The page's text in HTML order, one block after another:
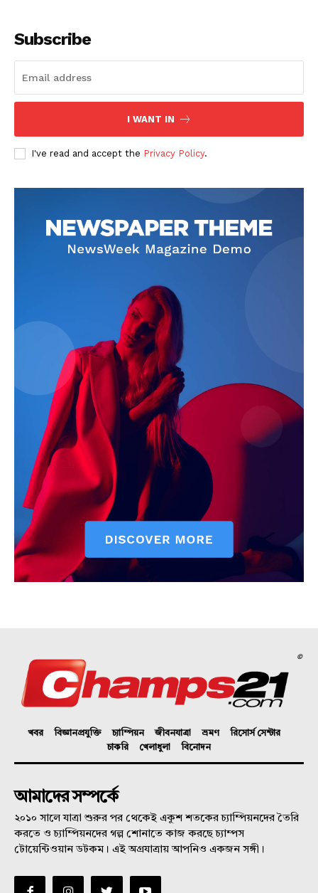
Company
About
Subscription Plans
My account
Subscribe
I WANT IN
I've read and accept the Privacy Policy.
©
খবর বিজ্ঞানপ্রযুক্তি চ্যাম্পিয়ন জীবনযাত্রা ভ্রমণ
রিসোর্স সেন্টার
চাকরি
খেলাধুলা বিনোদন
আমাদের সম্পর্কে
২০১০ সালে যাত্রা শুরুর পর থেকেই একুশ শতকের চ্যাম্পিয়নদের তৈরি
করতে ও চ্যাম্পিয়নদের গল্প শোনাতে কাজ করছে চ্যাম্পস
টোয়েন্টিওয়ান ডটকম। এই অগ্রযাত্রায় আপনিও একজন সঙ্গী।